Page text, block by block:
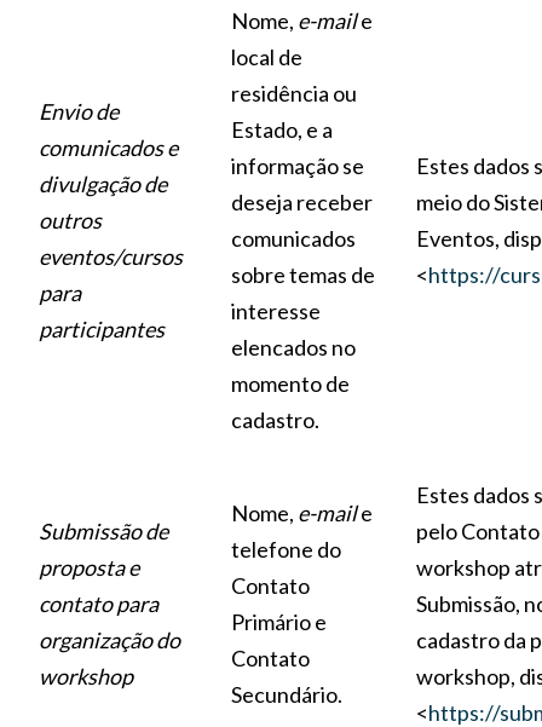
Envio de
comunicados e
divulgação de
outros
eventos/cursos
para
participantes
Nome, e-maile
local de
residência ou
Estado, e a
informação se
deseja receber
comunicados
sobre temas de
interesse
elencados no
momento de
cadastro.
Estes dados
meio do
Eventos,
<https://
Submissão de
proposta e
contato para
organização do
workshop
Nome, e-maile
telefone do
Contato
Primário e
Contato
Secundário.
Estes dados
pelo
workshop
Submissão,
cadastro da
workshop,
<https://